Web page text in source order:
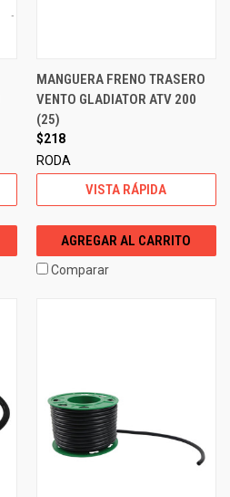
MANGUERA FRENO TRASERO
VENTO GLADIATOR ATV 200
(25)
$218
RODA
VISTA RÁPIDA
AGREGAR AL CARRITO
Comparar